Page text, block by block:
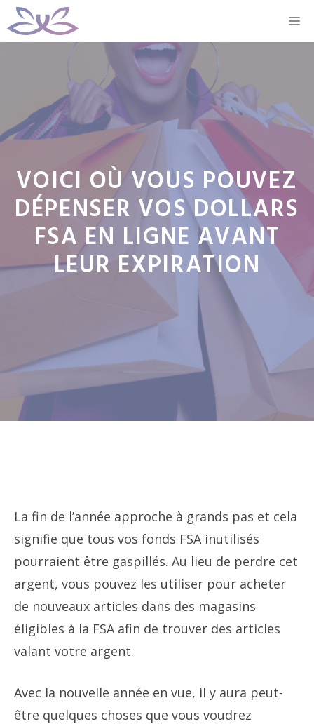
Aller
au
VOICI OÙ VOUS POUVEZ
DÉPENSER VOS DOLLARS
FSA EN LIGNE AVANT
LEUR EXPIRATION
La fin de l’année approche à grands pas et cela
signifie que tous vos fonds FSA inutilisés
pourraient être gaspillés. Au lieu de perdre cet
argent, vous pouvez les utiliser pour acheter
de nouveaux articles dans des magasins
éligibles à la FSA afin de trouver des articles
valant votre argent.
Avec la nouvelle année en vue, il y aura peut-
être quelques choses que vous voudrez